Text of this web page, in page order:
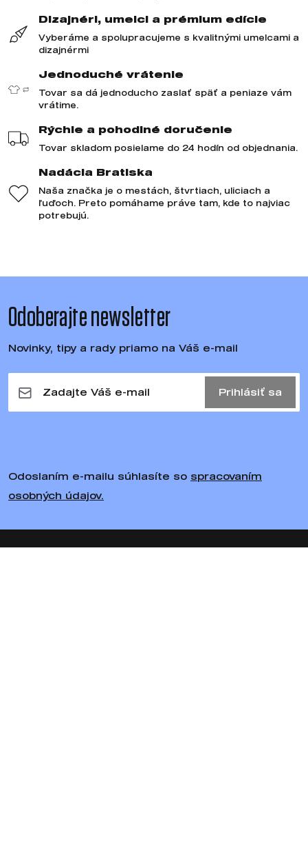
Dizajnéri, umelci a prémium edície
Vyberáme a spolupracujeme s kvalitnými umelcami a
dizajnérmi
Jednoduché vrátenie
Tovar sa dá jednoducho zaslať späť a peniaze vám
vrátime.
Rýchle a pohodlné doručenie
Tovar skladom posielame do 24 hodín od objednania.
Nadácia Bratiska
Naša značka je o mestách, štvrtiach, uliciach a
ľuďoch. Preto pomáhame práve tam, kde to najviac
potrebujú.
Odoberajte newsletter
Novinky, tipy a rady priamo na Váš e-mail
Prihlásiť sa
Odoslaním e-mailu súhlasíte so spracovaním
osobných údajov.